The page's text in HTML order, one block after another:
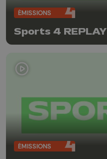
ÉMISSIONS
Sports 4 REPLAY
ÉMISSIONS